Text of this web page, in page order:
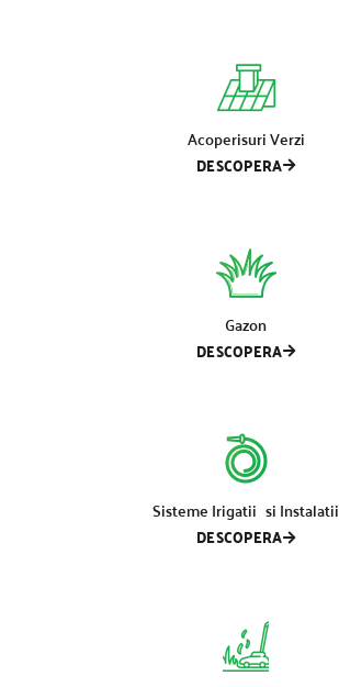
Acoperisuri Verzi
DESCOPERA
Gazon
DESCOPERA
Sisteme Irigatii si Instalatii
DESCOPERA